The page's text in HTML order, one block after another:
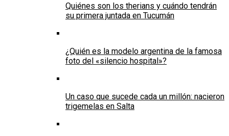
Quiénes son los therians y cuándo tendrán
su primera juntada en Tucumán
¿Quién es la modelo argentina de la famosa
foto del «silencio hospital»?
Un caso que sucede cada un millón: nacieron
trigemelas en Salta